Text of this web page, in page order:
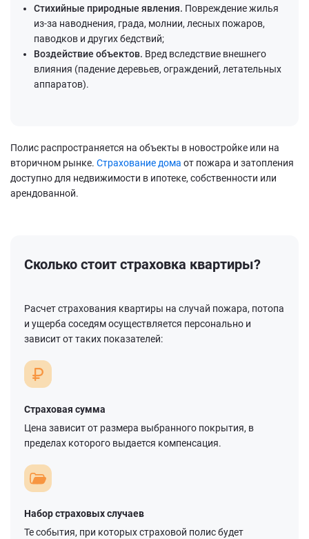
Стихийные природные явления. Повреждение жилья
из-за наводнения, града, молнии, лесных пожаров,
паводков и других бедствий;
Воздействие объектов. Вред вследствие внешнего
влияния (падение деревьев, ограждений, летательных
аппаратов).
Полис распространяется на объекты в новостройке или на
вторичном рынке. Страхование дома от пожара и затопления
доступно для недвижимости в ипотеке, собственности или
арендованной.
Сколько стоит страховка квартиры?
Расчет страхования квартиры на случай пожара, потопа
и ущерба соседям осуществляется персонально и
зависит от таких показателей:
Страховая сумма
Цена зависит от размера выбранного покрытия, в
пределах которого выдается компенсация.
Набор страховых случаев
Те события, при которых страховой полис будет